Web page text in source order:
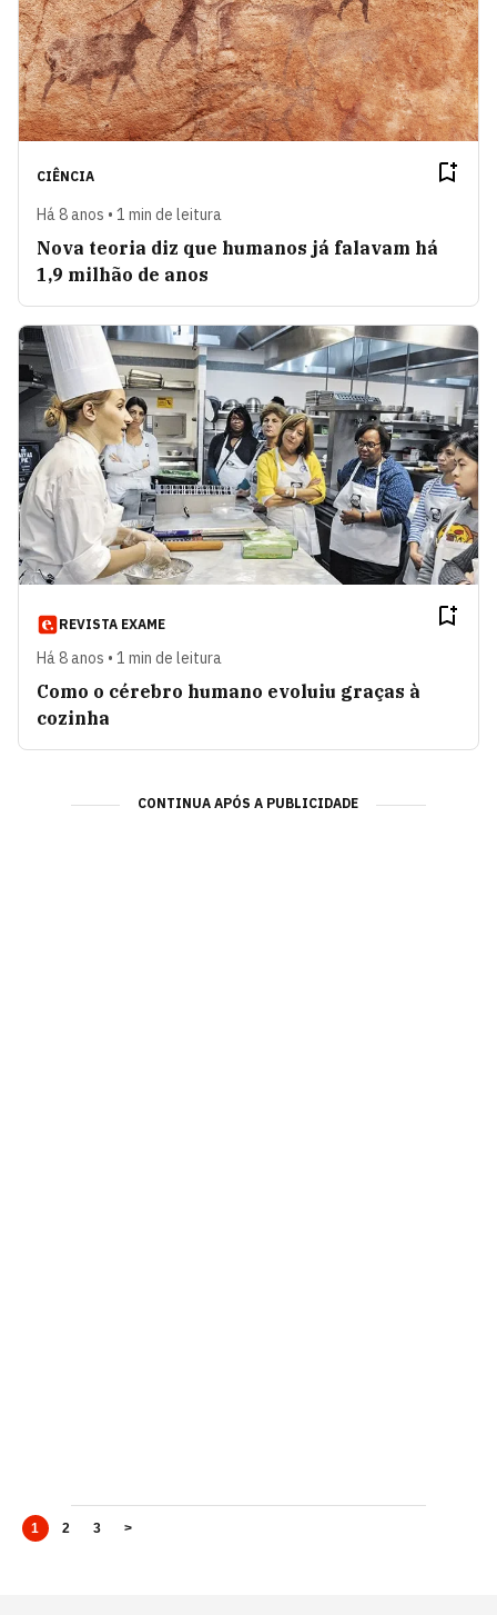
CIÊNCIA
Há 8 anos • 1 min de leitura
Nova teoria diz que humanos já falavam há
1,9 milhão de anos
REVISTA EXAME
Há 8 anos • 1 min de leitura
Como o cérebro humano evoluiu graças à
cozinha
CONTINUA APÓS A PUBLICIDADE
1 2 3 >